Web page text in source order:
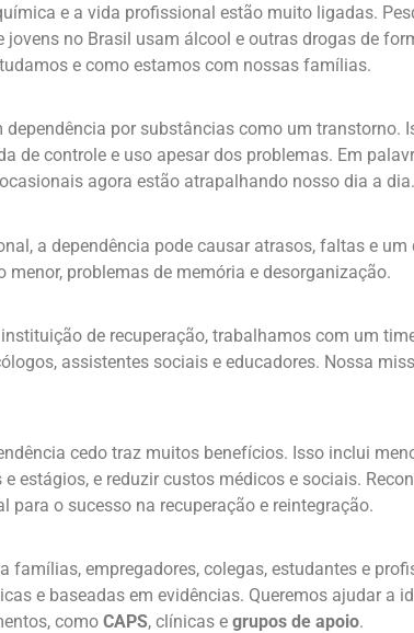
e a vida profissional estão muito ligadas.
jovens no Brasil usam álcool e outras drogas de
e como estamos com nossas famílias.
dependência por substâncias como um transtorno.
de controle e uso apesar dos problemas. Em
agora estão atrapalhando nosso dia a dia.
a dependência pode causar atrasos, faltas e
menor, problemas de memória e desorganização.
de recuperação, trabalhamos com um
assistentes sociais e educadores. Nossa
cedo traz muitos benefícios. Isso inclui
e estágios, e reduzir custos médicos e sociais.
para o sucesso na recuperação e reintegração.
famílias, empregadores, colegas, estudantes e
e baseadas em evidências. Queremos ajudar a
como CAPS, clínicas e grupos de apoio.